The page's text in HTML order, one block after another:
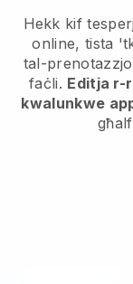
Hekk kif
online, tista
tal-
faċli. Editja r-
kwalunkwe